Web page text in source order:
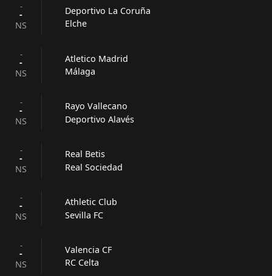
-
-
NS
Deportivo La Coruña
Elche
-
-
NS
Atletico Madrid
Málaga
-
-
NS
Rayo Vallecano
Deportivo Alavés
-
-
NS
Real Betis
Real Sociedad
-
-
NS
Athletic Club
Sevilla FC
-
-
NS
Valencia CF
RC Celta